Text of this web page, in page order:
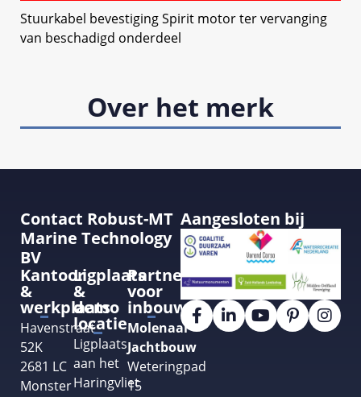
Over het merk
Stuurkabel bevestiging Spirit motor ter vervanging
van beschadigd onderdeel
Contact Robust-MT
Marine Technology
BV
Kantoor
&
werkplaats
Havenstraat
52K
2681 LC
Monster
Ligplaats
&
demo
locatie
Ligplaats
aan het
Haringvliet
Partner
voor
inbouw
Molenaar
Jachtbouw
Weteringpad
15
Aangesloten bij